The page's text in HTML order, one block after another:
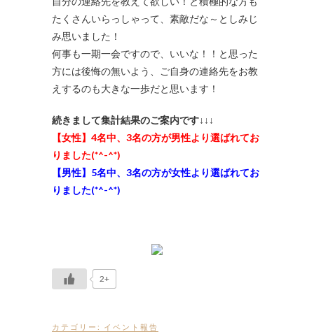
たくさんいらっしゃって、素敵だな～としみじ
み思いました！
何事も一期一会ですので、いいな！！と思った
方には後悔の無いよう、ご自身の連絡先をお教
えするのも大きな一歩だと思います！
続きまして集計結果のご案内です↓↓↓
【女性】4名中、3名の方が男性より選ばれてお
りました(*^-^*)
【男性】5名中、3名の方が女性より選ばれてお
りました(*^-^*)
2+
カテゴリー: イベント報告